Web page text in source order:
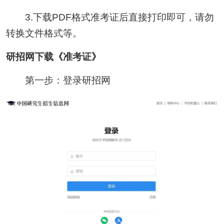
3.下载PDF格式准考证后直接打印即可，请勿
转换文件格式等。
研招网下载《准考证》
第一步：登录研招网